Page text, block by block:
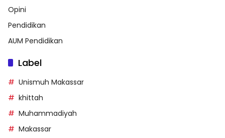
Opini
Pendidikan
AUM Pendidikan
Label
Unismuh Makassar
khittah
Muhammadiyah
Makassar